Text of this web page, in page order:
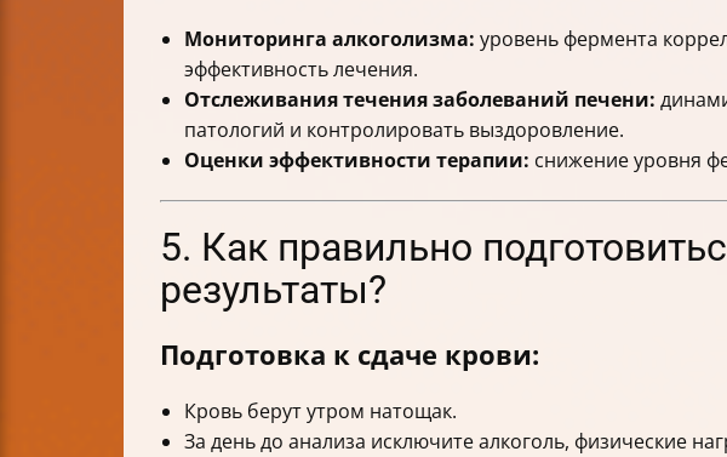
Мониторинга алкоголизма: уровень фермента
эффективность лечения.
Отслеживания течения заболеваний печени:
патологий и контролировать выздоровление.
Оценки эффективности терапии: снижение уровня
5. Как правильно
результаты?
Подготовка к сдаче крови:
Кровь берут утром натощак.
За день до анализа исключите алкоголь, физические